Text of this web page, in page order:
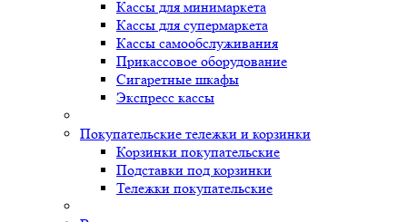
Кассы для минимаркета
Кассы для супермаркета
Кассы самообслуживания
Прикассовое оборудование
Сигаретные шкафы
Экспресс кассы
Покупательские тележки и корзинки
Корзинки покупательские
Подставки под корзинки
Тележки покупательские